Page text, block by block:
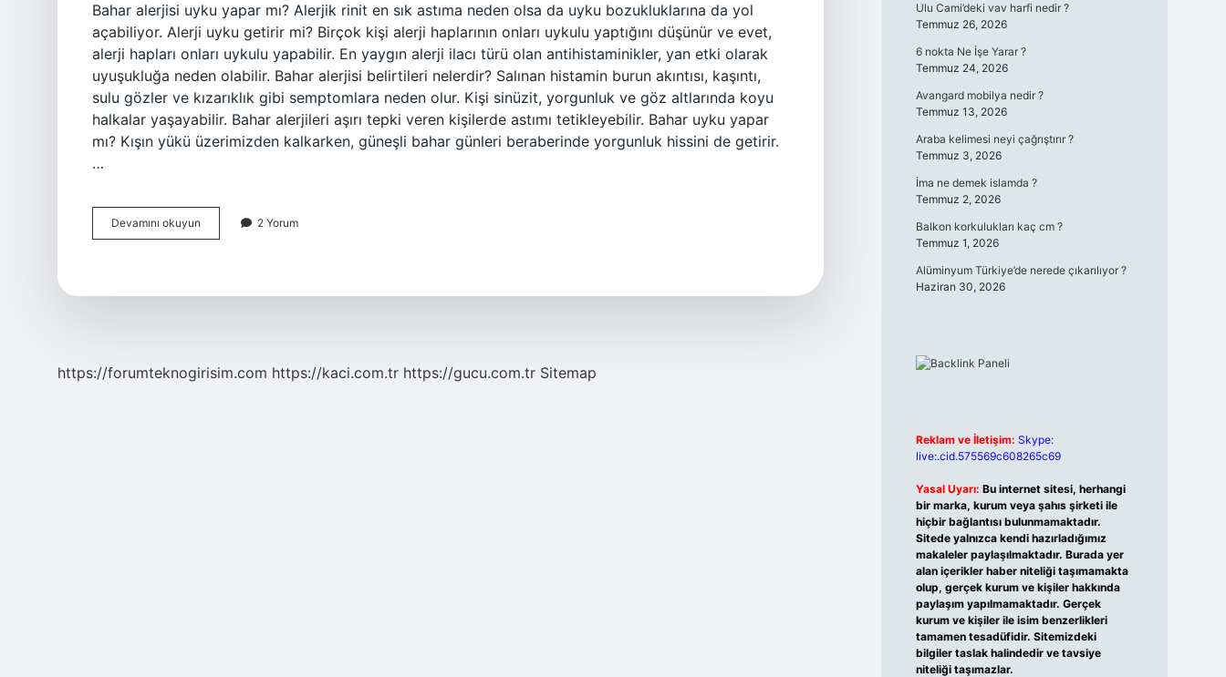
Bahar alerjisi uyku yapar mı? Alerjik rinit en sık astıma neden olsa da uyku bozukluklarına da yol
açabiliyor. Alerji uyku getirir mi? Birçok kişi alerji haplarının onları uykulu yaptığını düşünür ve evet,
alerji hapları onları uykulu yapabilir. En yaygın alerji ilacı türü olan antihistaminikler, yan etki olarak
uyuşukluğa neden olabilir. Bahar alerjisi belirtileri nelerdir? Salınan histamin burun akıntısı, kaşıntı,
sulu gözler ve kızarıklık gibi semptomlara neden olur. Kişi sinüzit, yorgunluk ve göz altlarında koyu
halkalar yaşayabilir. Bahar alerjileri aşırı tepki veren kişilerde astımı tetikleyebilir. Bahar uyku yapar
mı? Kışın yükü üzerimizden kalkarken, güneşli bahar günleri beraberinde yorgunluk hissini de getirir.
…
Devamını okuyun
Alerjisi
2 Yorum
https://forumteknogirisim.com https://kaci.com.tr https://gucu.com.tr Sitemap
Ulu Cami’deki vav harfi nedir ?
Temmuz 26, 2026
6 nokta Ne İşe Yarar ?
Temmuz 24, 2026
Avangard mobilya nedir ?
Temmuz 13, 2026
Araba kelimesi neyi çağrıştırır ?
Temmuz 3, 2026
İma ne demek islamda ?
Temmuz 2, 2026
Balkon korkulukları kaç cm ?
Temmuz 1, 2026
Alüminyum Türkiye’de nerede çıkarılıyor ?
Haziran 30, 2026
Reklam ve İletişim: Skype:
live:.cid.575569c608265c69
Yasal Uyarı: Bu internet sitesi, herhangi
bir marka, kurum veya şahıs şirketi ile
hiçbir bağlantısı bulunmamaktadır.
Sitede yalnızca kendi hazırladığımız
makaleler paylaşılmaktadır. Burada yer
alan içerikler haber niteliği taşımamakta
olup, gerçek kurum ve kişiler hakkında
paylaşım yapılmamaktadır. Gerçek
kurum ve kişiler ile isim benzerlikleri
tamamen tesadüfidir. Sitemizdeki
bilgiler taslak halindedir ve tavsiye
niteliği taşımazlar.